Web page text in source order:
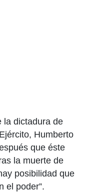
la dictadura de
Humberto
que éste
la muerte de
posibilidad que
el poder”.